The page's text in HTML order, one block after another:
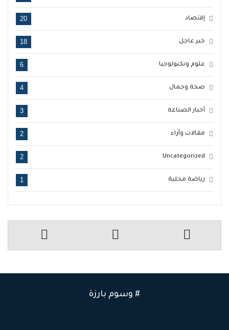
إقتصاد 20
خبر عاجل 18
علوم وتكنولوجيا 6
صحة وجمال 4
أخبار الصناعة 3
مقالات وآراء 2
Uncategorized
2
رياضة محلية 1
# وسوم بارزة